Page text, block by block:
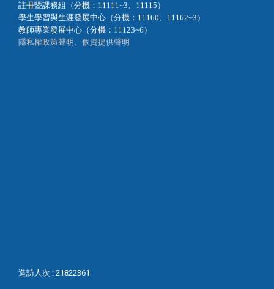
註冊暨課務組（分機：11111~3、11115）
學生學習與生涯發展中心（分機：11160、11162~3）
教師專業發展中心（分機：11123~6）
隱私權政策聲明 、 個資提供聲明
造訪人次 : 21822361